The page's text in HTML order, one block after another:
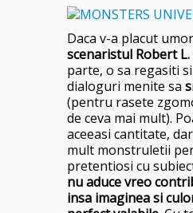
Daca v-a placut
scenaristul Robert
parte, o sa regasiti
dialoguri menite sa
(pentru rasete
de ceva mai mult).
aceeasi cantitate,
mult monstruletii
pretentiosi cu
nu aduce vreo
insa imaginea si